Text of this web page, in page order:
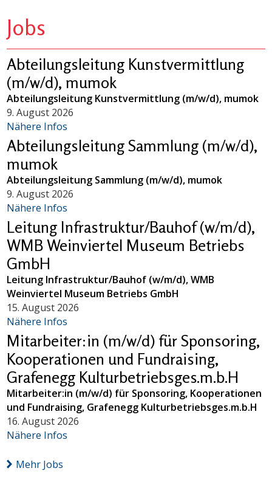
Jobs
Abteilungsleitung Kunstvermittlung
(m/w/d), mumok
Abteilungsleitung Kunstvermittlung (m/w/d), mumok
9. August 2026
Nähere Infos
Abteilungsleitung Sammlung (m/w/d),
mumok
Abteilungsleitung Sammlung (m/w/d), mumok
9. August 2026
Nähere Infos
Leitung Infrastruktur/Bauhof (w/m/d),
WMB Weinviertel Museum Betriebs
GmbH
Leitung Infrastruktur/Bauhof (w/m/d), WMB
Weinviertel Museum Betriebs GmbH
15. August 2026
Nähere Infos
Mitarbeiter:in (m/w/d) für Sponsoring,
Kooperationen und Fundraising,
Grafenegg Kulturbetriebsges.m.b.H
Mitarbeiter:in (m/w/d) für Sponsoring, Kooperationen
und Fundraising, Grafenegg Kulturbetriebsges.m.b.H
16. August 2026
Nähere Infos
Mehr Jobs